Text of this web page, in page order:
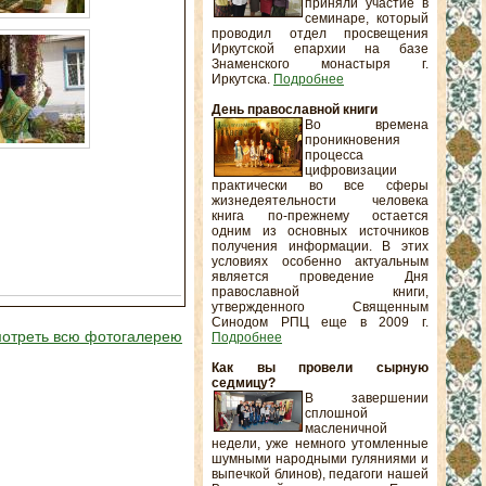
всю фотогалерею
приняли участие в
семинаре, который
проводил отдел просвещения
Иркутской епархии на базе
Знаменского монастыря г.
Иркутска. Подробнее
День православной книги
Во времена
проникновения
процесса
цифровизации
практически во все сферы
жизнедеятельности человека
книга по-прежнему остается
одним из основных источников
получения информации. В этих
условиях особенно актуальным
является проведение Дня
православной книги,
утвержденного Священным
Синодом РПЦ еще в 2009 г.
Подробнее
Как вы провели сырную
седмицу?
В завершении
сплошной
масленичной
недели, уже немного утомленные
шумными народными гуляниями и
выпечкой блинов), педагоги нашей